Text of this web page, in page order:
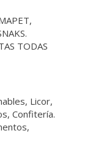
TODAS
Licor,
Confitería.